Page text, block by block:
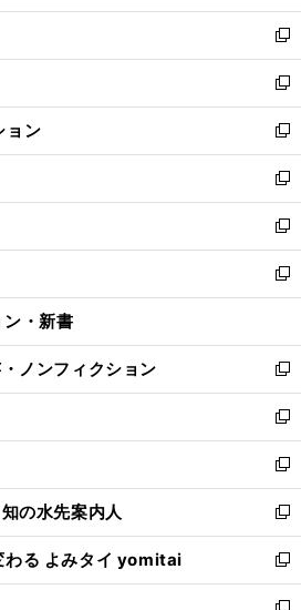
開
く
ウ
で
開
く
ン
ド
ウ
で
開
く
新
し
い
ウ
ィ
ン
ド
ウ
で
開
く
新
し
い
ウ
ィ
ン
ド
ウ
で
開
ョン
新
し
い
ウ
ィ
ン
ド
ウ
開
く
新
し
い
ウ
ィ
ン
ウ
で
開
く
新
し
い
ウ
ン
ド
ウ
で
開
く
新
し
ウ
ィ
ン
ド
ウ
で
開
く
・新書
ノンフィクション
新
し
い
ウ
ィ
ン
ド
ウ
で
開
新
し
い
ウ
ィ
ン
ド
ウ
新
し
い
ウ
ィ
ン
の水先案内人
新
し
い
ウ
わる よみタイ yomitai
新
し